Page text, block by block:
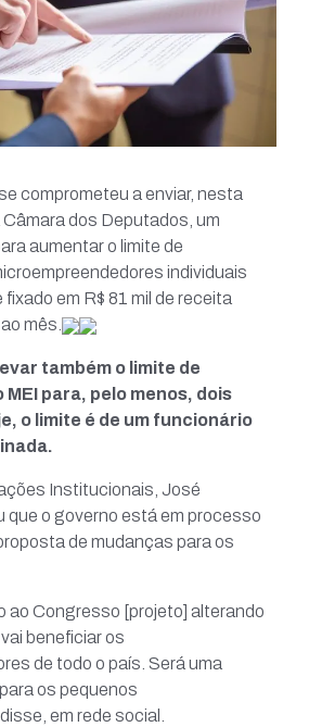
comprometeu a enviar, nesta
dos Deputados, um
aumentar o limite de
individuais
em R$ 81 mil de receita
mês.
também o limite de
para, pelo menos, dois
o limite é de um funcionário
Institucionais, José
que o governo está em processo
de mudanças para os
ao Congresso [projeto] alterando
beneficiar os
de todo o país. Será uma
os pequenos
em rede social.